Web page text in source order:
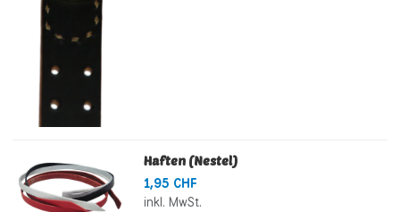
Haften (Nestel)
1,95 CHF
inkl. MwSt.